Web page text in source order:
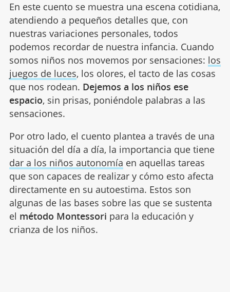
En este cuento se muestra una escena cotidiana,
atendiendo a pequeños detalles que, con
nuestras variaciones personales, todos
podemos recordar de nuestra infancia. Cuando
somos niños nos movemos por sensaciones: los
juegos de luces, los olores, el tacto de las cosas
que nos rodean. Dejemos a los niños ese
espacio, sin prisas, poniéndole palabras a las
sensaciones.
Por otro lado, el cuento plantea a través de una
situación del día a día, la importancia que tiene
dar a los niños autonomía en aquellas tareas
que son capaces de realizar y cómo esto afecta
directamente en su autoestima. Estos son
algunas de las bases sobre las que se sustenta
el método Montessori para la educación y
crianza de los niños.